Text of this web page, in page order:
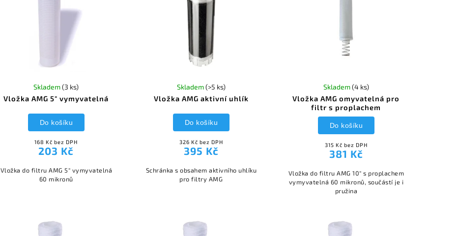
Vložka AMG 5" vymyvatelná
Skladem(3 ks)
168 Kč bez DPH
203 Kč
Do košíku
Vložka do filtru AMG 5" vymyvatelná
60 mikronů
Vložka AMG aktivní uhlík
Skladem(>5 ks)
326 Kč bez DPH
395 Kč
Do košíku
Schránka s obsahem aktivního uhlíku
pro filtry AMG
Vložka AMG omyvatelná pro
filtr s proplachem
Skladem(4 ks)
315 Kč bez DPH
381 Kč
Do košíku
Vložka do filtru AMG 10" s proplachem
vymyvatelná 60 mikronů, součástí je i
pružina